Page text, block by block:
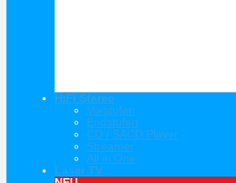
HiFi Stereo
Vorstufen
Endstufen
CD / SACD Player
Streamer
All in One
Laser TV